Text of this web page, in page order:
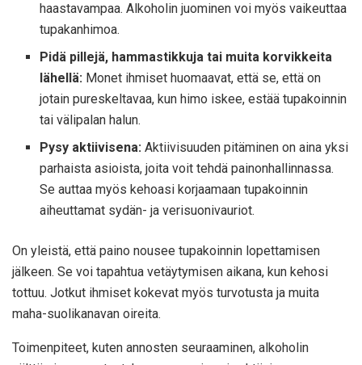
haastavampaa. Alkoholin juominen voi myös vaikeuttaa
tupakanhimoa.
Pidä pillejä, hammastikkuja tai muita korvikkeita
lähellä: Monet ihmiset huomaavat, että se, että on
jotain pureskeltavaa, kun himo iskee, estää tupakoinnin
tai välipalan halun.
Pysy aktiivisena: Aktiivisuuden pitäminen on aina yksi
parhaista asioista, joita voit tehdä painonhallinnassa.
Se auttaa myös kehoasi korjaamaan tupakoinnin
aiheuttamat sydän- ja verisuonivauriot.
On yleistä, että paino nousee tupakoinnin lopettamisen
jälkeen. Se voi tapahtua vetäytymisen aikana, kun kehosi
tottuu. Jotkut ihmiset kokevat myös turvotusta ja muita
maha-suolikanavan oireita.
Toimenpiteet, kuten annosten seuraaminen, alkoholin